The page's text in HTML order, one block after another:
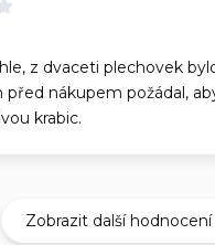
z dvaceti plechovek
před nákupem požádal,
krabic.
Zobrazit další hodnocení